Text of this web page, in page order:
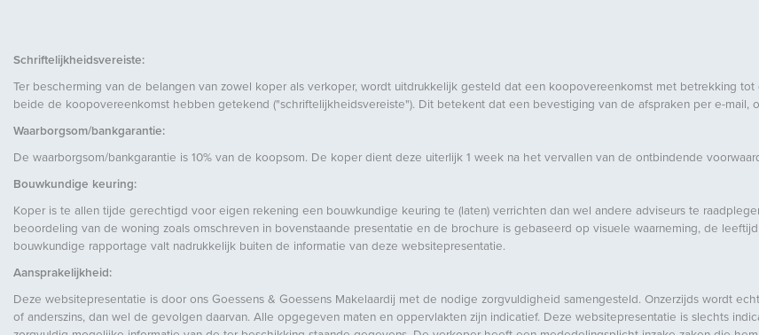
Aantal verdiepingen
Voorzieningen
Energie
Energielabel
F
Isolatie
Grotendeels dubbelglas
Warm water
Verwarming
C.V.-ketel
Ligging
Tuin
Schriftelijkheidsvereiste:
Ter bescherming van de belangen van zowel koper als verkoper, wordt uitdrukkelijk gesteld dat een koopovereenkomst met betrekking
beide de koopovereenkomst hebben getekend ("schriftelijkheidsvereiste"). Dit betekent dat een bevestiging van de afspraken per e-
Waarborgsom/bankgarantie:
De waarborgsom/bankgarantie is 10% van de koopsom. De koper dient deze uiterlijk 1 week na het vervallen van de ontbindende
Bouwkundige keuring:
Koper is te allen tijde gerechtigd voor eigen rekening een bouwkundige keuring te (laten) verrichten dan wel andere adviseurs te
beoordeling van de woning zoals omschreven in bovenstaande presentatie en de brochure is gebaseerd op visuele waarneming, de
bouwkundige rapportage valt nadrukkelijk buiten de informatie van deze websitepresentatie.
Aansprakelijkheid:
Deze websitepresentatie is door ons Goessens & Goessens Makelaardij met de nodige zorgvuldigheid samengesteld. Onzerzijds wordt
of anderszins, dan wel de gevolgen daarvan. Alle opgegeven maten en oppervlakten zijn indicatief. Deze websitepresentatie is slechts